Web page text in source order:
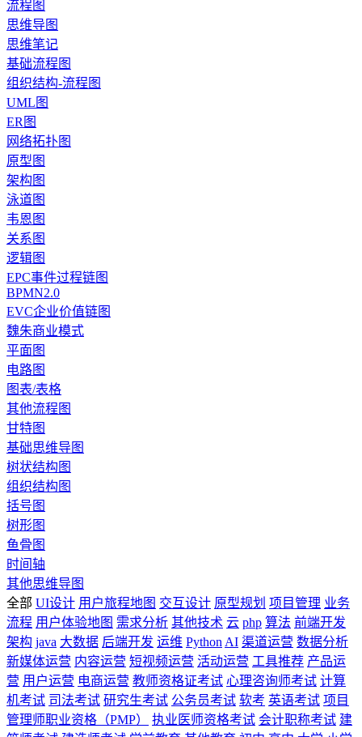
流程图
思维导图
思维笔记
基础流程图
组织结构-流程图
UML图
ER图
网络拓扑图
原型图
架构图
泳道图
韦恩图
关系图
逻辑图
EPC事件过程链图
BPMN2.0
EVC企业价值链图
魏朱商业模式
平面图
电路图
图表/表格
其他流程图
甘特图
基础思维导图
树状结构图
组织结构图
括号图
树形图
鱼骨图
时间轴
其他思维导图
全部 UI设计 用户旅程地图 交互设计 原型规划 项目管理 业务
流程 用户体验地图 需求分析 其他技术 云 php 算法 前端开发
架构 java 大数据 后端开发 运维 Python AI 渠道运营 数据分析
新媒体运营 内容运营 短视频运营 活动运营 工具推荐 产品运
营 用户运营 电商运营 教师资格证考试 心理咨询师考试 计算
机考试 司法考试 研究生考试 公务员考试 软考 英语考试 项目
管理师职业资格（PMP）
执业医师资格考试 会计职称考试 建